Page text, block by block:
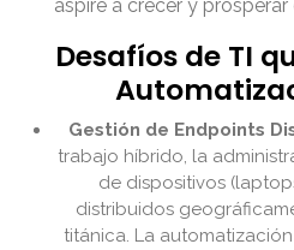
aspire a crecer y
Desafíos de TI
Gestión de Endpoints
trabajo híbrido, la
de dispositivos
distribuidos
titánica. La